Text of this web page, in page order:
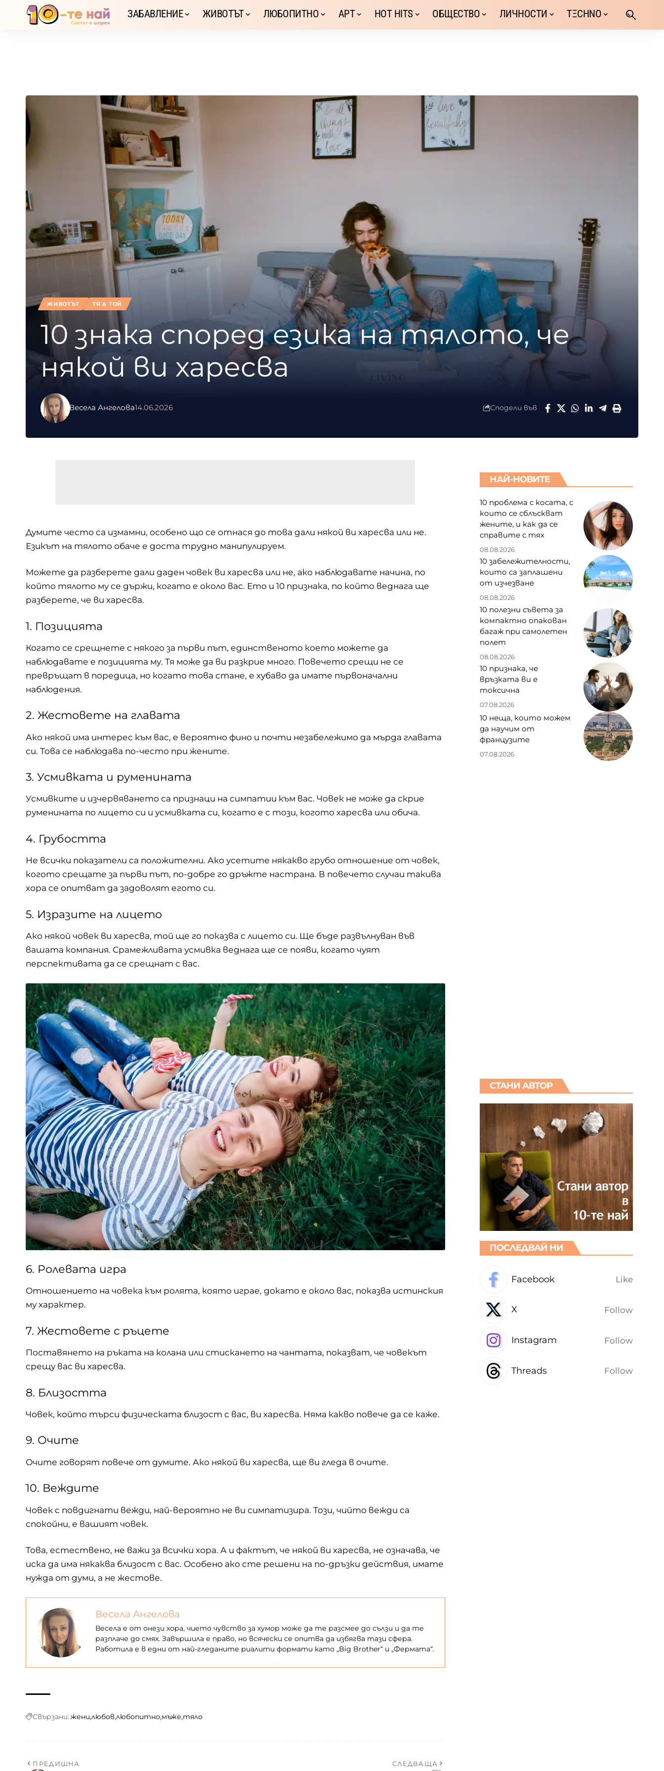
ЗАБАВЛЕНИЕ ЖИВОТЪТ ЛЮБОПИТНО АРТ HOT HITS ОБЩЕСТВО ЛИЧНОСТИ TΞCHNO
ЖИВОТЪТ ТЯ & ТОЙ
10 знака според езика на тялото, че
някой ви харесва
Весела Ангелова14.06.2026 Сподели във
Думите често са измамни, особено що се отнася до това дали някой ви харесва или не.
Езикът на тялото обаче е доста трудно манипулируем.
Можете да разберете дали даден човек ви харесва или не, ако наблюдавате начина, по
който тялото му се държи, когато е около вас. Ето и 10 признака, по който веднага ще
разберете, че ви харесва.
1. Позицията
Когато се срещнете с някого за първи път, единственото което можете да
наблюдавате е позицията му. Тя може да ви разкрие много. Повечето срещи не се
превръщат в поредица, но когато това стане, е хубаво да имате първоначални
наблюдения.
2. Жестовете на главата
Ако някой има интерес към вас, е вероятно фино и почти незабележимо да мърда главата
си. Това се наблюдава по-често при жените.
3. Усмивката и руменината
Усмивките и изчервяването са признаци на симпатии към вас. Човек не може да скрие
руменината по лицето си и усмивката си, когато е с този, когото харесва или обича.
4. Грубостта
Не всички показатели са положителни. Ако усетите някакво грубо отношение от човек,
когото срещате за първи път, по-добре го дръжте настрана. В повечето случаи такива
хора се опитват да задоволят егото си.
5. Изразите на лицето
Ако някой човек ви харесва, той ще го показва с лицето си. Ще бъде развълнуван във
вашата компания. Срамежливата усмивка веднага ще се появи, когато чуят
перспективата да се срещнат с вас.
6. Ролевата игра
Отношението на човека към ролята, която играе, докато е около вас, показва истинския
му характер.
7. Жестовете с ръцете
Поставянето на ръката на колана или стискането на чантата, показват, че човекът
срещу вас ви харесва.
8. Близостта
Човек, който търси физическата близост с вас, ви харесва. Няма какво повече да се каже.
9. Очите
Очите говорят повече от думите. Ако някой ви харесва, ще ви гледа в очите.
10. Веждите
Човек с повдигнати вежди, най-вероятно не ви симпатизира. Този, чийто вежди са
спокойни, е вашият човек.
Това, естествено, не важи за всички хора. А и фактът, че някой ви харесва, не означава, че
иска да има някаква близост с вас. Особено ако сте решени на по-дръзки действия, имате
нужда от думи, а не жестове.
Весела Ангелова
Весела е от онези хора, чието чувство за хумор може да те разсмее до сълзи и да те
разплаче до смях. Завършила е право, но всячески се опитва да избягва тази сфера.
Работила е в едни от най-гледаните риалити формати като „Big Brother“ и „Фермата“.
Свързани: жени любов любопитно мъже тяло
ПРЕДИШНА СЛЕДВАЩА
НАЙ-НОВИТЕ
10 проблема с косата, с
които се сблъскват
жените, и как да се
справите с тях
08.08.2026
10 забележителности,
които са заплашени
от изчезване
08.08.2026
10 полезни съвета за
компактно опакован
багаж при самолетен
полет
08.08.2026
10 признака, че
връзката ви е
токсична
07.08.2026
10 неща, които можем
да научим от
французите
07.08.2026
СТАНИ АВТОР
ПОСЛЕДВАЙ НИ
Facebook Like
X Follow
Instagram Follow
Threads Follow